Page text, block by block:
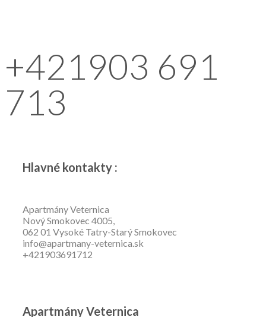
+421903 691
713
Hlavné kontakty :
Apartmány Veternica
Nový Smokovec 4005,
062 01 Vysoké Tatry-Starý Smokovec
info@apartmany-veternica.sk
+421903691712
Apartmány Veternica